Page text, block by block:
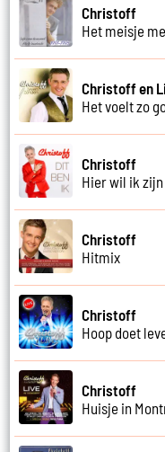
Christoff
Het meisje
Christoff en
Het voelt zo
Christoff
Hier wil ik zijn
Christoff
Hitmix
Christoff
Hoop doet
Christoff
Huisje in